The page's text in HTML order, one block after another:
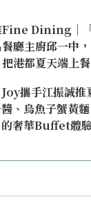
Fine Dining｜
廳主廚邱一中
港都夏天端上
攜手江振誠推
、烏魚子蟹黃
奢華Buffet體